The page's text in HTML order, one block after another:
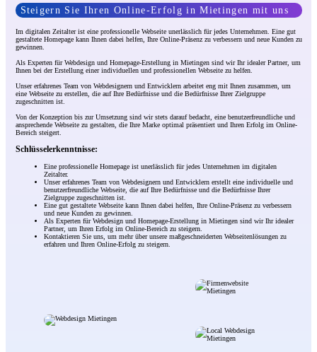
Steigern Sie Ihren Online-Erfolg in Mietingen mit uns
Im digitalen Zeitalter ist eine professionelle Webseite unerlässlich für jedes Unternehmen. Eine gut
gestaltete Homepage kann Ihnen dabei helfen, Ihre Online-Präsenz zu verbessern und neue Kunden zu
gewinnen.
Als Experten für Webdesign und Homepage-Erstellung in Mietingen sind wir Ihr idealer Partner, um
Ihnen bei der Erstellung einer individuellen und professionellen Webseite zu helfen.
Unser erfahrenes Team von Webdesignern und Entwicklern arbeitet eng mit Ihnen zusammen, um
eine Webseite zu erstellen, die auf Ihre Bedürfnisse und die Bedürfnisse Ihrer Zielgruppe
zugeschnitten ist.
Von der Konzeption bis zur Umsetzung sind wir stets darauf bedacht, eine benutzerfreundliche und
ansprechende Webseite zu gestalten, die Ihre Marke optimal präsentiert und Ihren Erfolg im Online-
Bereich steigert.
Schlüsselerkenntnisse:
Eine professionelle Homepage ist unerlässlich für jedes Unternehmen im digitalen
Zeitalter.
Unser erfahrenes Team von Webdesignern und Entwicklern erstellt eine individuelle und
benutzerfreundliche Webseite, die auf Ihre Bedürfnisse und die Bedürfnisse Ihrer
Zielgruppe zugeschnitten ist.
Eine gut gestaltete Webseite kann Ihnen dabei helfen, Ihre Online-Präsenz zu verbessern
und neue Kunden zu gewinnen.
Als Experten für Webdesign und Homepage-Erstellung in Mietingen sind wir Ihr idealer
Partner, um Ihren Erfolg im Online-Bereich zu steigern.
Kontaktieren Sie uns, um mehr über unsere maßgeschneiderten Webseitenlösungen zu
erfahren und Ihren Online-Erfolg zu steigern.